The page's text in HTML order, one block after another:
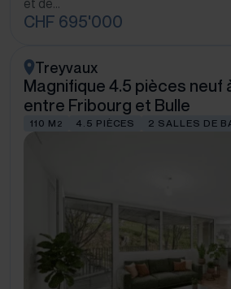
et de…
CHF 695'000
Treyvaux
Magnifique 4.5 pièces neuf
entre Fribourg et Bulle
110 M 2 4.5 PIÈCES 2 SALLES DE